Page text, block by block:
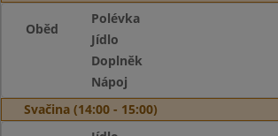
Oběd
Polévka
Jídlo
Doplněk
Nápoj
Svačina (14:00 - 15:00)